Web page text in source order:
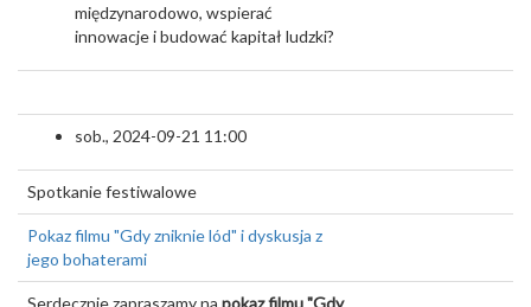
międzynarodowo, wspierać
innowacje i budować kapitał ludzki?
sob., 2024-09-21 11:00
Spotkanie festiwalowe
Pokaz filmu "Gdy zniknie lód" i dyskusja z
jego bohaterami
Serdecznie zapraszamy na pokaz filmu "Gdy